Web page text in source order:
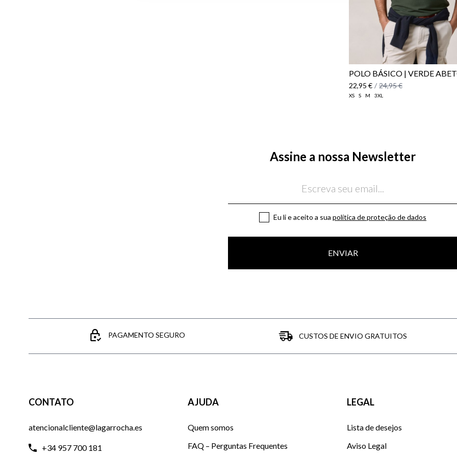
POLO BÁSICO | VERDE
22,95 € / 24,95 €
XS S M 3XL
Assine a nossa Newsletter
Eu li e aceito a sua política de proteção de dados
ENVIAR
PAGAMENTO SEGURO CUSTOS DE ENVIO GRATUITOS
CONTATO
atencionalcliente@lagarrocha.es
+34 957 700 181
AJUDA
Quem somos
FAQ – Perguntas Frequentes
LEGAL
Lista de desejos
Aviso Legal